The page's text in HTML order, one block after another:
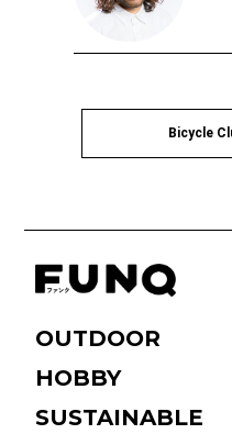
Bicycle
OUTDOOR
HOBBY
SUSTAINABLE